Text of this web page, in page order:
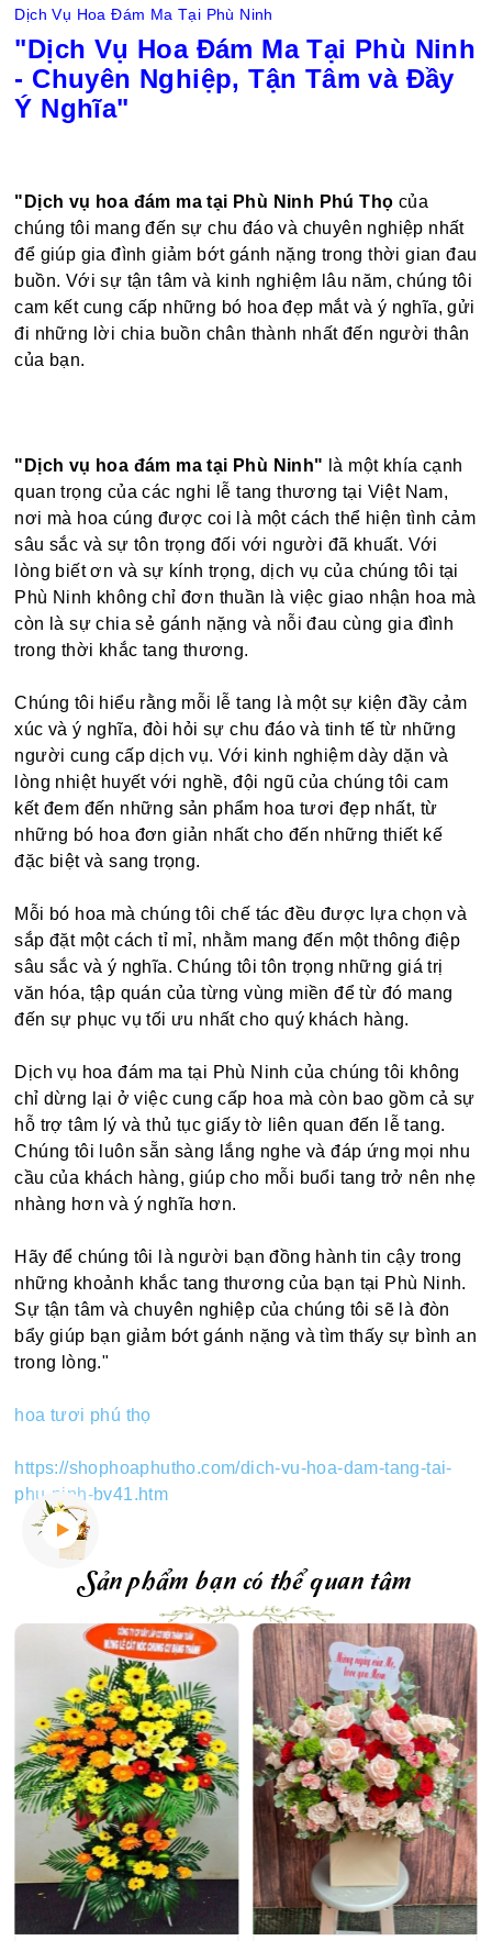
Dịch Vụ Hoa Đám Ma Tại Phù Ninh
"Dịch Vụ Hoa Đám Ma Tại Phù Ninh
- Chuyên Nghiệp, Tận Tâm và Đầy
Ý Nghĩa"
"Dịch vụ hoa đám ma tại Phù Ninh Phú Thọ của
chúng tôi mang đến sự chu đáo và chuyên nghiệp nhất
để giúp gia đình giảm bớt gánh nặng trong thời gian đau
buồn. Với sự tận tâm và kinh nghiệm lâu năm, chúng tôi
cam kết cung cấp những bó hoa đẹp mắt và ý nghĩa, gửi
đi những lời chia buồn chân thành nhất đến người thân
của bạn.
"Dịch vụ hoa đám ma tại Phù Ninh" là một khía cạnh
quan trọng của các nghi lễ tang thương tại Việt Nam,
nơi mà hoa cúng được coi là một cách thể hiện tình cảm
sâu sắc và sự tôn trọng đối với người đã khuất. Với
lòng biết ơn và sự kính trọng, dịch vụ của chúng tôi tại
Phù Ninh không chỉ đơn thuần là việc giao nhận hoa mà
còn là sự chia sẻ gánh nặng và nỗi đau cùng gia đình
trong thời khắc tang thương.
Chúng tôi hiểu rằng mỗi lễ tang là một sự kiện đầy cảm
xúc và ý nghĩa, đòi hỏi sự chu đáo và tinh tế từ những
người cung cấp dịch vụ. Với kinh nghiệm dày dặn và
lòng nhiệt huyết với nghề, đội ngũ của chúng tôi cam
kết đem đến những sản phẩm hoa tươi đẹp nhất, từ
những bó hoa đơn giản nhất cho đến những thiết kế
đặc biệt và sang trọng.
Mỗi bó hoa mà chúng tôi chế tác đều được lựa chọn và
sắp đặt một cách tỉ mỉ, nhằm mang đến một thông điệp
sâu sắc và ý nghĩa. Chúng tôi tôn trọng những giá trị
văn hóa, tập quán của từng vùng miền để từ đó mang
đến sự phục vụ tối ưu nhất cho quý khách hàng.
Dịch vụ hoa đám ma tại Phù Ninh của chúng tôi không
chỉ dừng lại ở việc cung cấp hoa mà còn bao gồm cả sự
hỗ trợ tâm lý và thủ tục giấy tờ liên quan đến lễ tang.
Chúng tôi luôn sẵn sàng lắng nghe và đáp ứng mọi nhu
cầu của khách hàng, giúp cho mỗi buổi tang trở nên nhẹ
nhàng hơn và ý nghĩa hơn.
Hãy để chúng tôi là người bạn đồng hành tin cậy trong
những khoảnh khắc tang thương của bạn tại Phù Ninh.
Sự tận tâm và chuyên nghiệp của chúng tôi sẽ là đòn
bẩy giúp bạn giảm bớt gánh nặng và tìm thấy sự bình an
trong lòng."
hoa tươi phú thọ
https://shophoaphutho.com/dich-vu-hoa-dam-tang-tai-
phu-ninh-bv41.htm
Sản phẩm bạn có thể quan tâm